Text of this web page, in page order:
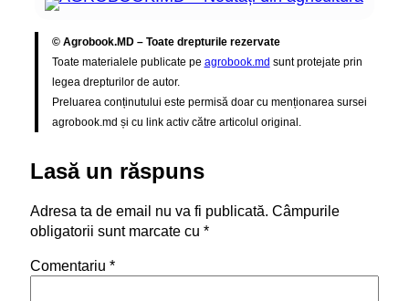
© Agrobook.MD – Toate drepturile rezervate
Toate materialele publicate pe agrobook.md sunt protejate prin
legea drepturilor de autor.
Preluarea conținutului este permisă doar cu menționarea sursei
agrobook.md și cu link activ către articolul original.
Lasă un răspuns
Adresa ta de email nu va fi publicată. Câmpurile
obligatorii sunt marcate cu *
Comentariu *